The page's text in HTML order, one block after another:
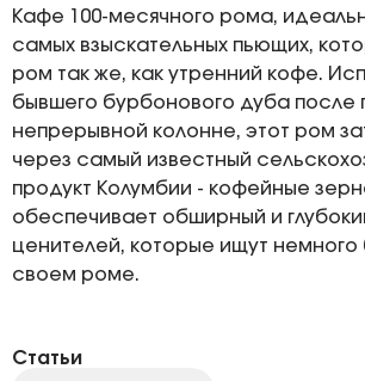
Кафе 100-месячного рома,
самых взыскательных пьющих,
ром так же, как утренний кофе.
бывшего бурбонового дуба после
непрерывной колонне, этот ром
через самый известный
продукт Колумбии - кофейные
обеспечивает обширный и
ценителей, которые ищут немного
своем роме.
Статьи